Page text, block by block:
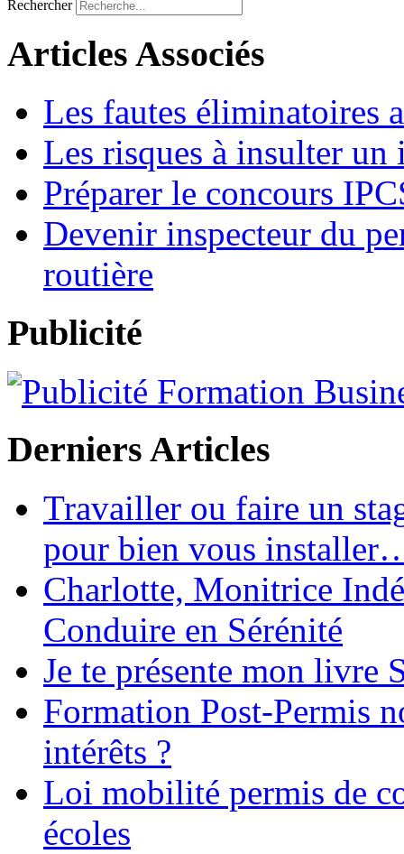
Rechercher
Articles Associés
Les fautes éliminatoires
Les risques à insulter
Préparer le concours
Devenir inspecteur du
routière
Publicité
Derniers Articles
Travailler ou faire un
pour bien vous
Charlotte, Monitrice
Conduire en Sérénité
Je te présente mon livre
Formation Post-Permis
intérêts ?
Loi mobilité permis de
écoles